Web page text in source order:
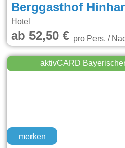
Berggasthof
Hotel
ab 52,50 €pro Pers. /
merken
aktivCARD